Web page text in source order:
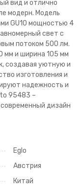
вид и отлично
модерн. Модель
GU10 мощностью 4
свет с
потоком 500 лм.
мм и ширина 105 мм
создавая уютную и
изготовления и
надежность и
95483 –
дизайн
Eglo
Австрия
Китай